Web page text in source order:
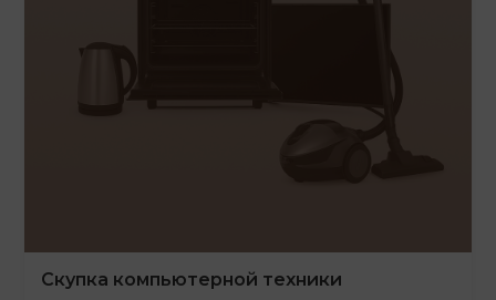
Скупка компьютерной техники